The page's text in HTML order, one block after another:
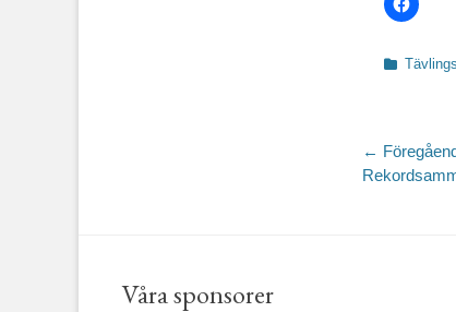
Kategorier
←
Föregående
Våra sponsorer